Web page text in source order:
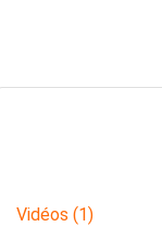
Vidéos (1)